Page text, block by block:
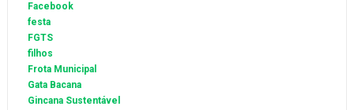
Facebook
festa
FGTS
filhos
Frota Municipal
Gata Bacana
Gincana Sustentável